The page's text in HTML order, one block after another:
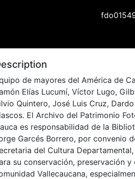
de mayores del América de
Elías Lucumí, Víctor Lugo,
Quintero, José Luis Cruz,
El Archivo del Patrimonio
es responsabilidad de la
Garcés Borrero, por convenio
del Cultura
su conservación, preservación
Vallecaucana,